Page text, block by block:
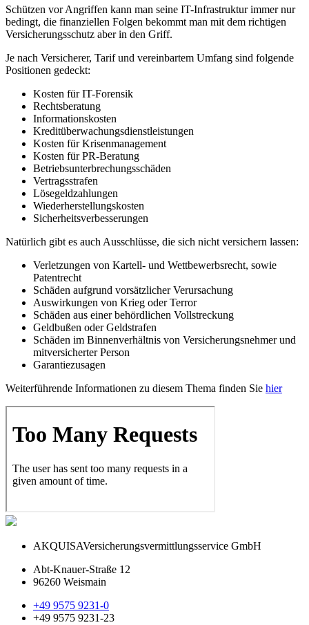
Schützen vor Angriffen kann man seine IT-Infrastruktur immer nur
bedingt, die finanziellen Folgen bekommt man mit dem richtigen
Versicherungsschutz aber in den Griff.
Je nach Versicherer, Tarif und vereinbartem Umfang sind folgende
Positionen gedeckt:
Kosten für IT-Forensik
Rechtsberatung
Informationskosten
Kreditüberwachungsdienstleistungen
Kosten für Krisenmanagement
Kosten für PR-Beratung
Betriebsunterbrechungsschäden
Vertragsstrafen
Lösegeldzahlungen
Wiederherstellungskosten
Sicherheitsverbesserungen
Natürlich gibt es auch Ausschlüsse, die sich nicht versichern lassen:
Verletzungen von Kartell- und Wettbewerbsrecht, sowie
Patentrecht
Schäden aufgrund vorsätzlicher Verursachung
Auswirkungen von Krieg oder Terror
Schäden aus einer behördlichen Vollstreckung
Geldbußen oder Geldstrafen
Schäden im Binnenverhältnis von Versicherungsnehmer und
mitversicherter Person
Garantiezusagen
Weiterführende Informationen zu diesem Thema finden Sie hier
AKQUISAVersicherungsvermittlungsservice GmbH
Abt-Knauer-Straße 12
96260 Weismain
+49 9575 9231-0
+49 9575 9231-23